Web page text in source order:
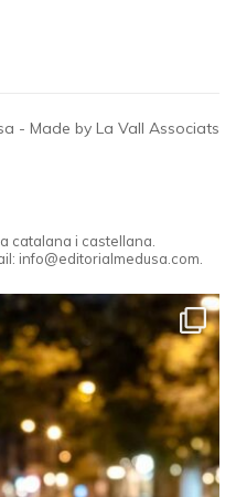
- Made by La Vall Associats
catalana i castellana.
info@editorialmedusa.com.